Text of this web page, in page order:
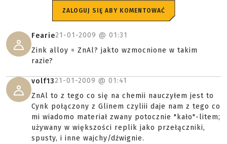
ZALOGUJ SIĘ ABY KOMENTOWAĆ
Fearie21-01-2009 @ 01:31
Zink alloy = ZnAl? jakto wzmocnione w takim
razie?
volf1321-01-2009 @ 01:41
ZnAl to z tego co się na chemii nauczyłem jest to
Cynk połączony z Glinem czyliii daje nam z tego co
mi wiadomo materiał zwany potocznie "kało"-litem;
używany w większości replik jako przełączniki,
spusty, i inne wajchy/dźwignie.